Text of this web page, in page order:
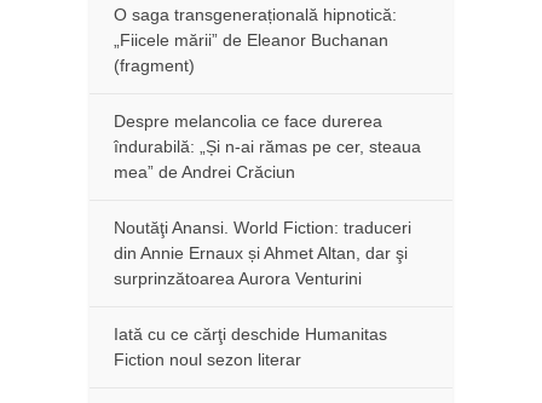
O saga transgenerațională hipnotică:
„Fiicele mării” de Eleanor Buchanan
(fragment)
Despre melancolia ce face durerea
îndurabilă: „Și n-ai rămas pe cer, steaua
mea” de Andrei Crăciun
Noutăţi Anansi. World Fiction: traduceri
din Annie Ernaux și Ahmet Altan, dar şi
surprinzătoarea Aurora Venturini
Iată cu ce cărţi deschide Humanitas
Fiction noul sezon literar